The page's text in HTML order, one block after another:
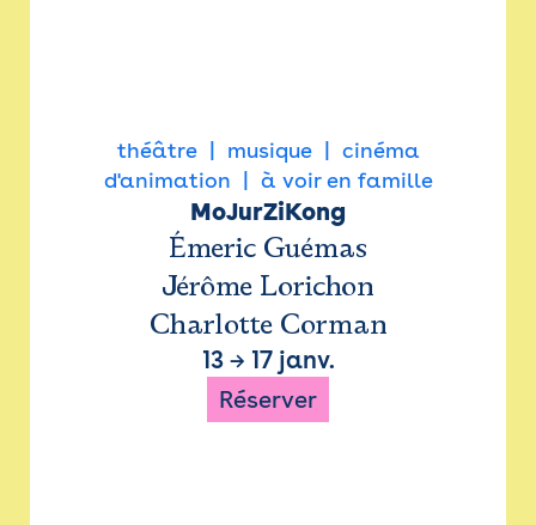
théâtre musique
cinéma
d'animation
à voir en famille
MoJurZiKong
Émeric Guémas
Jérôme Lorichon
Charlotte Corman
13→ 17 janv.
Réserver